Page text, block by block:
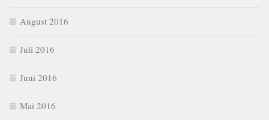
August 2016
Juli 2016
Juni 2016
Mai 2016